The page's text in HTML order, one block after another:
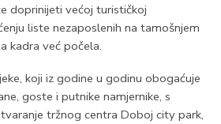
doprinijeti većoj turističkoj
liste nezaposlenih na tamošnjem
kadra već počela.
koji iz godine u godinu obogaćuje
goste i putnike namjernike, s
tržnog centra Doboj city park,